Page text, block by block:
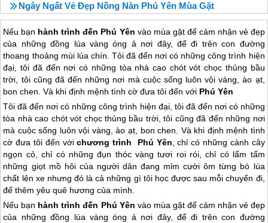
Ngây Ngất Vẻ Đẹp Nồng Nàn Phú Yên Mùa Gặt
Nếu bạn hành trình đến Phú Yên vào mùa gặt để cảm nhận vẻ đẹp
của những đồng lúa vàng óng ả nơi đây, để đi trên con đường
thoang thoảng mùi lúa chín. Tôi đã đến nơi có những công trình hiện
đại, tôi đã đến nơi có những tòa nhà cao chót vót chọc thủng bầu
trời, tôi cũng đã đến những nơi mà cuộc sống luôn vội vàng, ào ạt,
bon chen. Và khi định mệnh tình cờ đưa tôi đến với Phú Yên
Tôi đã đến nơi có những công trình hiện đại, tôi đã đến nơi có những
tòa nhà cao chót vót chọc thủng bầu trời, tôi cũng đã đến những nơi
mà cuộc sống luôn vội vàng, ào ạt, bon chen. Và khi định mệnh tình
cờ đưa tôi đến vớichương trình Phú Yên, chỉ có những cành cây
ngọn cỏ, chỉ có những đụn thóc vàng tươi roi rói, chỉ có lấm tấm
những giọt mồ hôi của người dân đang mỉm cười ôm từng bó lúa
chất lên xe nhưng đó là cả những gì tôi học được sau mỗi chuyến đi,
để thêm yêu quê hương của mình.
Nếu bạn hành trình đến Phú Yên vào mùa gặt để cảm nhận vẻ đẹp
của những đồng lúa vàng óng ả nơi đây, để đi trên con đường